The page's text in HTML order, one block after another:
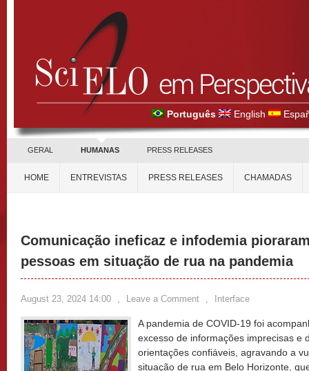
Português English
GERAL HUMANAS PRESS RELEASES
HOME ENTREVISTAS PRESS RELEASES CHAMADAS
Comunicação ineficaz e infodemia
pessoas em situação de rua na pandemia
August 23, 2024 14:00 , Leave a Comment , Interface
A pandemia de COVID-19 foi
excesso de informações imprecisas e
orientações confiáveis, agravando a
situação de rua em Belo Horizonte,